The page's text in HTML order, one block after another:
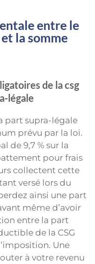
entre le
la somme
de la csg
légale
part supra-légale
prévu par la loi.
de 9,7 % sur la
pour frais
collectent cette
versé lors du
ainsi une part
même d’avoir
entre la part
de la CSG
Une
à votre revenu